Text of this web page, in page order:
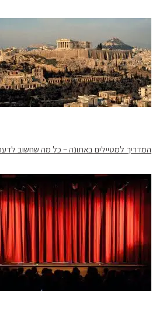
המדריך למטיילים באתונה – כל מה שחשוב